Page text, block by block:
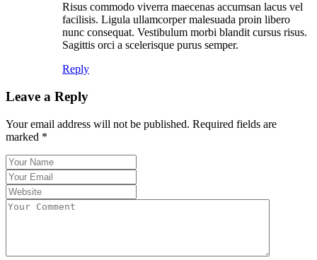
Risus commodo viverra maecenas accumsan lacus vel
facilisis. Ligula ullamcorper malesuada proin libero
nunc consequat. Vestibulum morbi blandit cursus risus.
Sagittis orci a scelerisque purus semper.
Reply
Leave a Reply
Your email address will not be published. Required fields are
marked *